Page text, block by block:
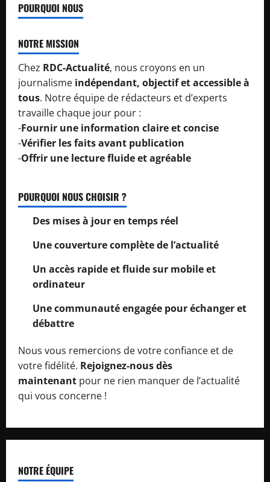
POURQUOI NOUS
NOTRE MISSION
Chez RDC-Actualité, nous croyons en un
journalisme indépendant, objectif et accessible à
tous. Notre équipe de rédacteurs et d’experts
travaille chaque jour pour :
-Fournir une information claire et concise
-Vérifier les faits avant publication
-Offrir une lecture fluide et agréable
POURQUOI NOUS CHOISIR ?
Des mises à jour en temps réel
Une couverture complète de l’actualité
Un accès rapide et fluide sur mobile et
ordinateur
Une communauté engagée pour échanger et
débattre
Nous vous remercions de votre confiance et de
votre fidélité. Rejoignez-nous dès
maintenant pour ne rien manquer de l’actualité
qui vous concerne !
NOTRE ÉQUIPE